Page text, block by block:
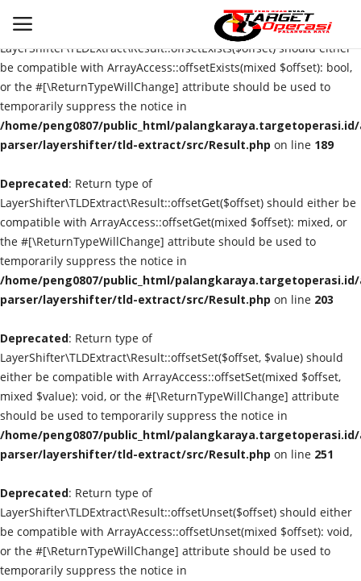
Deprecated
LayerShifter\TLDExtract\Result::offsetExists($offset) should either
be compatible with ArrayAccess::offsetExists(mixed $offset): bool,
or the #[\ReturnTypeWillChange] attribute should be used to
temporarily suppress the notice in
/home/peng0807/public_html/
parser/layershifter/tld-extract/src/Result.php on line 189
Deprecated: Return type of
LayerShifter\TLDExtract\Result::offsetGet($offset) should either be
compatible with ArrayAccess::offsetGet(mixed $offset): mixed, or
the #[\ReturnTypeWillChange] attribute should be used to
temporarily suppress the notice in
/home/peng0807/public_html/
parser/layershifter/tld-extract/src/Result.php on line 203
Deprecated: Return type of
LayerShifter\TLDExtract\Result::offsetSet($offset, $value) should
either be compatible with ArrayAccess::offsetSet(mixed $offset,
mixed $value): void, or the #[\ReturnTypeWillChange] attribute
should be used to temporarily suppress the notice in
/home/peng0807/public_html/
parser/layershifter/tld-extract/src/Result.php on line 251
Deprecated: Return type of
LayerShifter\TLDExtract\Result::offsetUnset($offset) should either
be compatible with ArrayAccess::offsetUnset(mixed $offset): void,
or the #[\ReturnTypeWillChange] attribute should be used to
temporarily suppress the notice in
Login Register
Home
Contact
PALANGKA RAYA
NASIONAL
WISATA
KULINER
TO Network
TO.CHANEL